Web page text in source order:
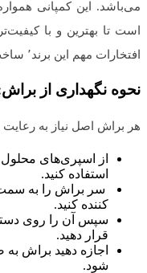
است تا بهترین و با
افتخارات مهم این برند٬ ساخت محصولاتش در ایران می‌باشد.
نحوه نگهداری از براش
هر براش اصل نیاز به
از اسپری‌های
استفاده کنید.
سر براش را به سمت
کننده کنید.
سپس آن را روی
قرار دهید.
اجازه دهید براش
شود.